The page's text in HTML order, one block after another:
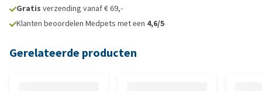
Gratis verzending vanaf € 69,-
Klanten beoordelen Medpets met een 4,6/5
Gerelateerde producten